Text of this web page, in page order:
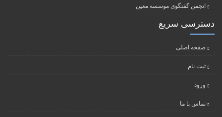
انجمن گفتگوی موسسه معین
دسترسی سریع
صفحه اصلی
ثبت نام
ورود
تماس با ما